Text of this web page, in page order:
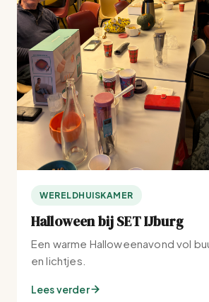
WERELDHUISKAMER
Halloween bij SET IJburg
Een warme Halloweenavond vol
en lichtjes.
Lees verder